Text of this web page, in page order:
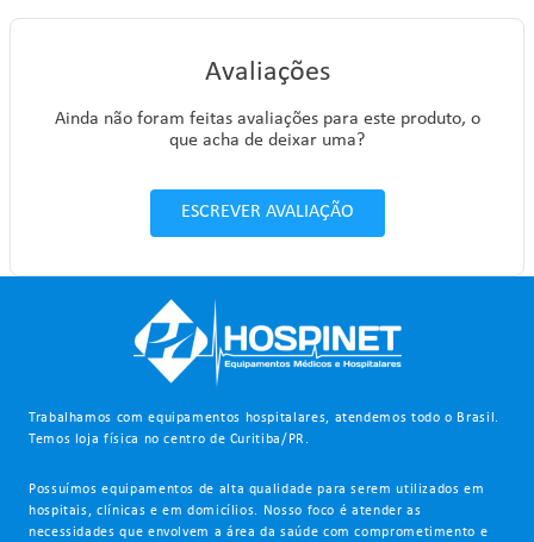
Avaliações
Ainda não foram feitas avaliações para este produto, o
que acha de deixar uma?
ESCREVER AVALIAÇÃO
Trabalhamos com equipamentos hospitalares, atendemos todo o Brasil.
Temos loja física no centro de Curitiba/PR.
Possuímos equipamentos de alta qualidade para serem utilizados em
hospitais, clínicas e em domicílios. Nosso foco é atender as
necessidades que envolvem a área da saúde com comprometimento e